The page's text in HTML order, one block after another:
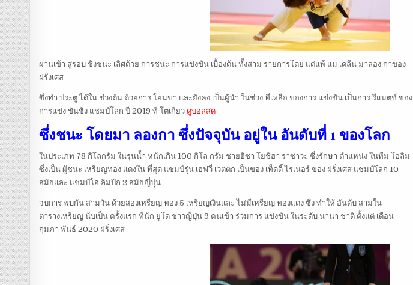
ผ่านเข้า สู่รอบ ชิงชนะ เลิศด้วย การชนะ การแข่งขัน เบื้องต้น ทั้งสาม รายการโดย แต่แพ้ แม เดลีน มาลอง กาของ
ฝรั่งเศส
ซึ่งทำ ประตู ได้ใน ช่วงต้น ด้วยการ โยนขา และยังคง เป็นผู้นำ ในช่วง ที่เหลือ ของการ แข่งขัน เป็นการ รีแมตช์ ของ
การแข่ง ขันชิง แชมป์โลก ปี 2019 ที่ โตเกียวดูบอลสด
ซึ่งชนะ โดยมา ลองกา ซึ่งปัจจุบัน อยู่ใน อันดับที่ 1 ของโลก
ในประเภท 78 กิโลกรัม ในรุ่นน้ำ หนักเกิน 100 กิโล กรัม ชายฮิซา โยชิฮา ราซาวะ ซึ่งรักษา ตำแหน่ง ในทีม โอลิม
ซึ่งเป็น ผู้ชนะ เหรียญทอง แดงใน ที่สุด แชมป์รุ่น เฮฟวี่ เวตตก เป็นของ เท็ดดี้ ไรเนอร์ ของ ฝรั่งเศส แชมป์โลก 10
สมัยและ แชมป์โอ ลิมปิก 2 สมัยญี่ปุ่น
จบการ พบกัน สามวัน ด้วยสองเหรียญ ทอง 5 เหรียญเงินและ ไม่มีเหรียญ ทองแดง ซึ่ง ทำให้ อันดับ สามใน
ตารางเหรียญ นับเป็น ครั้งแรก ที่นัก ยูโด ชาวญี่ปุ่น 9 คนเข้า ร่วมการ แข่งขัน ในระดับ นานา ชาติ ตั้งแต่ เดือน
กุมภา พันธ์ 2020 ฝรั่งเศส